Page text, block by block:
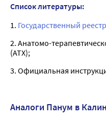
Список литературы:
1. Государственный
2. Анатомо-
(ATX);
3. Официальная
Аналоги Панум в